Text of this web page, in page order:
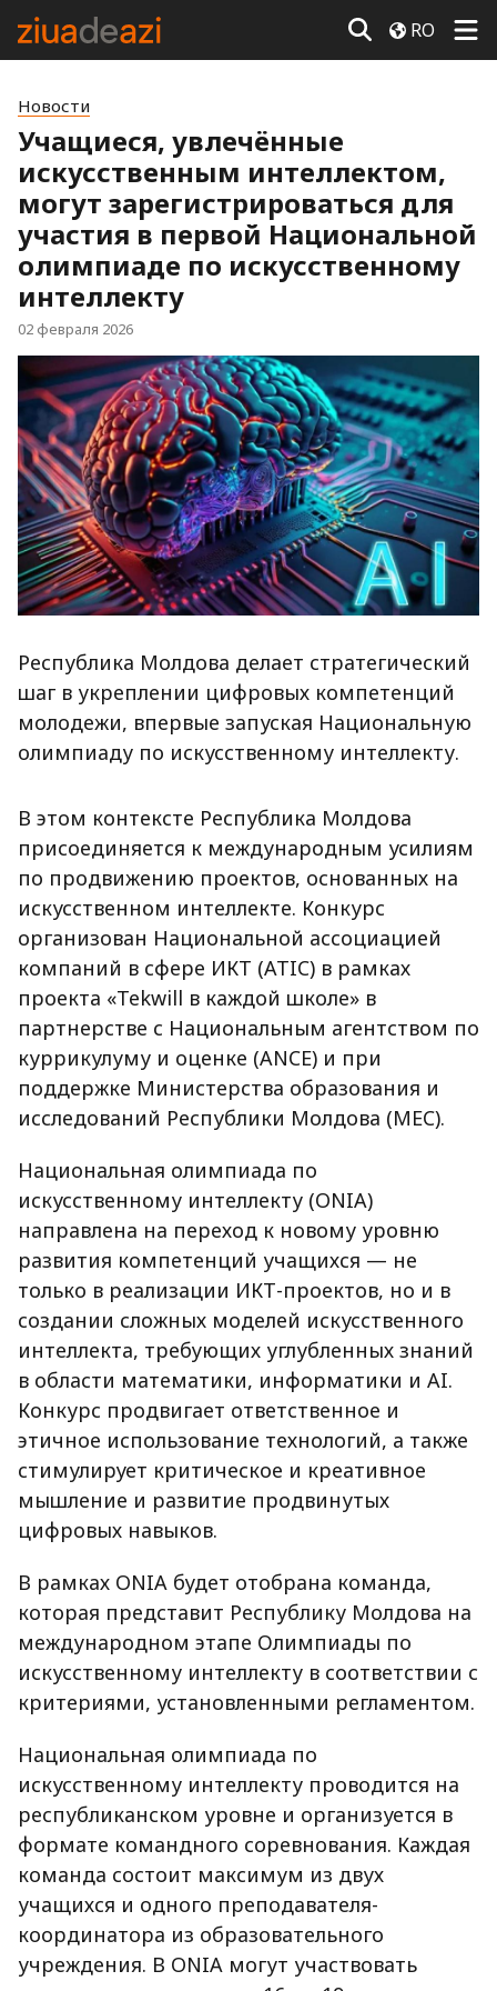
RO
Новости
Учащиеся, увлечённые
искусственным интеллектом,
могут зарегистрироваться для
участия в первой Национальной
олимпиаде по искусственному
интеллекту
02 февраля 2026
Республика Молдова делает стратегический
шаг в укреплении цифровых компетенций
молодежи, впервые запуская Национальную
олимпиаду по искусственному интеллекту.
В этом контексте Республика Молдова
присоединяется к международным усилиям
по продвижению проектов, основанных на
искусственном интеллекте. Конкурс
организован Национальной ассоциацией
компаний в сфере ИКТ (ATIC) в рамках
проекта «Tekwill в каждой школе» в
партнерстве с Национальным агентством по
куррикулуму и оценке (ANCE) и при
поддержке Министерства образования и
исследований Республики Молдова (MEC).
Национальная олимпиада по
искусственному интеллекту (ONIA)
направлена на переход к новому уровню
развития компетенций учащихся — не
только в реализации ИКТ-проектов, но и в
создании сложных моделей искусственного
интеллекта, требующих углубленных знаний
в области математики, информатики и AI.
Конкурс продвигает ответственное и
этичное использование технологий, а также
стимулирует критическое и креативное
мышление и развитие продвинутых
цифровых навыков.
В рамках ONIA будет отобрана команда,
которая представит Республику Молдова на
международном этапе Олимпиады по
искусственному интеллекту в соответствии с
критериями, установленными регламентом.
Национальная олимпиада по
искусственному интеллекту проводится на
республиканском уровне и организуется в
формате командного соревнования. Каждая
команда состоит максимум из двух
учащихся и одного преподавателя-
координатора из образовательного
учреждения. В ONIA могут участвовать